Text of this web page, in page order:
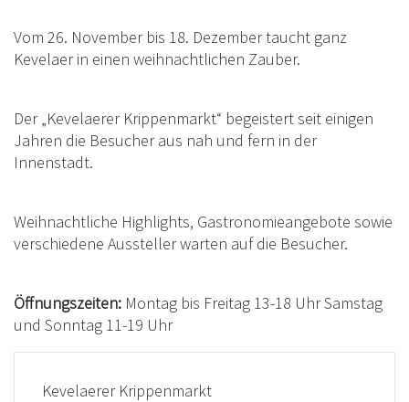
Vom 26. November bis 18. Dezember taucht ganz
Kevelaer in einen weihnachtlichen Zauber.
Der „Kevelaerer Krippenmarkt“ begeistert seit einigen
Jahren die Besucher aus nah und fern in der
Innenstadt.
Weihnachtliche Highlights, Gastronomieangebote sowie
verschiedene Aussteller warten auf die Besucher.
Öffnungszeiten: Montag bis Freitag 13-18 Uhr Samstag
und Sonntag 11-19 Uhr
Kevelaerer Krippenmarkt